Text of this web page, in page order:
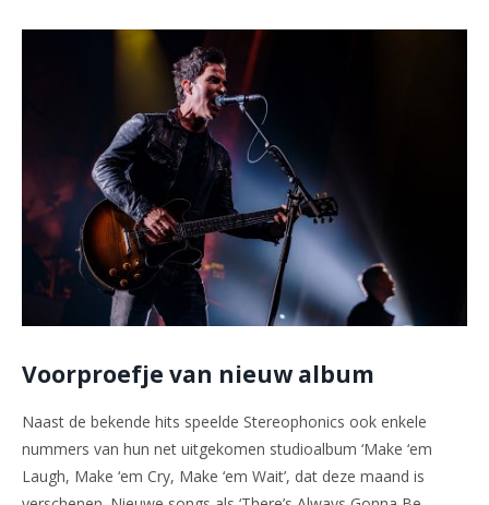
Voorproefje van nieuw album
Naast de bekende hits speelde Stereophonics ook enkele
nummers van hun net uitgekomen studioalbum ‘Make ‘em
Laugh, Make ‘em Cry, Make ‘em Wait’, dat deze maand is